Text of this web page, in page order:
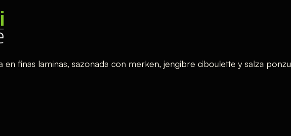
finas laminas, sazonada con merken, jengibre ciboulette y salza ponzu